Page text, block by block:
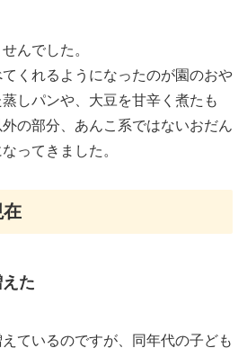
んでした。
くれるようになったのが園のおや
しパンや、大豆を甘辛く煮たも
の部分、あんこ系ではないおだん
ってきました。
在
た
ているのですが、同年代の子ども